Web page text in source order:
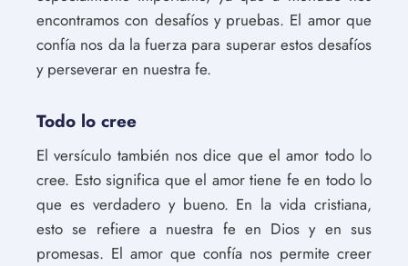
encontramos con desafíos y pruebas. El amor que
confía nos da la fuerza para superar estos desafíos
y perseverar en nuestra fe.
Todo lo cree
El versículo también nos dice que el amor todo lo
cree. Esto significa que el amor tiene fe en todo lo
que es verdadero y bueno. En la vida cristiana,
esto se refiere a nuestra fe en Dios y en sus
promesas. El amor que confía nos permite creer